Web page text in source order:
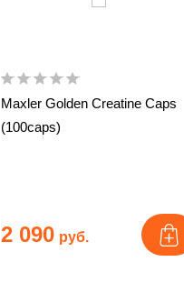
Maxler Golden Creatine Caps
(100caps)
2 090 руб.